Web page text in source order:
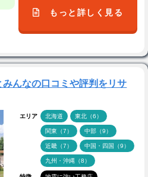
もっと詳しく見る
んなの口コミや評判をリサ
エリア 北海道 東北（6）
関東（7） 中部（9）
近畿（7） 中国・四国（9）
九州・沖縄（8）